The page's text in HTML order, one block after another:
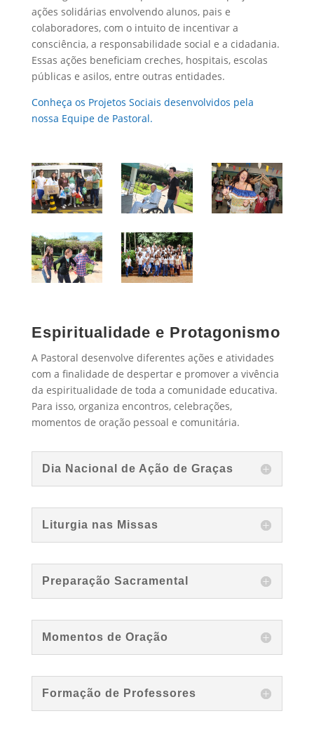
ações solidárias envolvendo alunos, pais e
colaboradores, com o intuito de incentivar a
consciência, a responsabilidade social e a cidadania.
Essas ações beneficiam creches, hospitais, escolas
públicas e asilos, entre outras entidades.
Conheça os Projetos Sociais desenvolvidos pela
nossa Equipe de Pastoral.
Espiritualidade e Protagonismo
A Pastoral desenvolve diferentes ações e atividades
com a finalidade de despertar e promover a vivência
da espiritualidade de toda a comunidade educativa.
Para isso, organiza encontros, celebrações,
momentos de oração pessoal e comunitária.
Dia Nacional de Ação de Graças
Liturgia nas Missas
Preparação Sacramental
Momentos de Oração
Formação de Professores